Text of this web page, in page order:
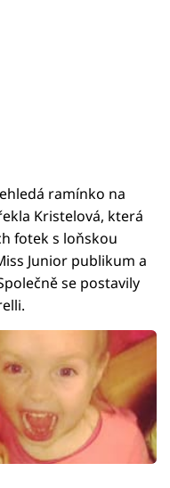
ramínko na
Kristelová, která
fotek s loňskou
Junior publikum a
se postavily